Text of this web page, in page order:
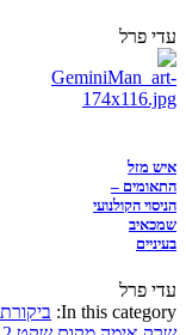
עדי פרל
איש מזל
התאומים –
הניסוי הקולנועי
שמכאיב
בעיניים
עדי פרל
In this category: ביקורת